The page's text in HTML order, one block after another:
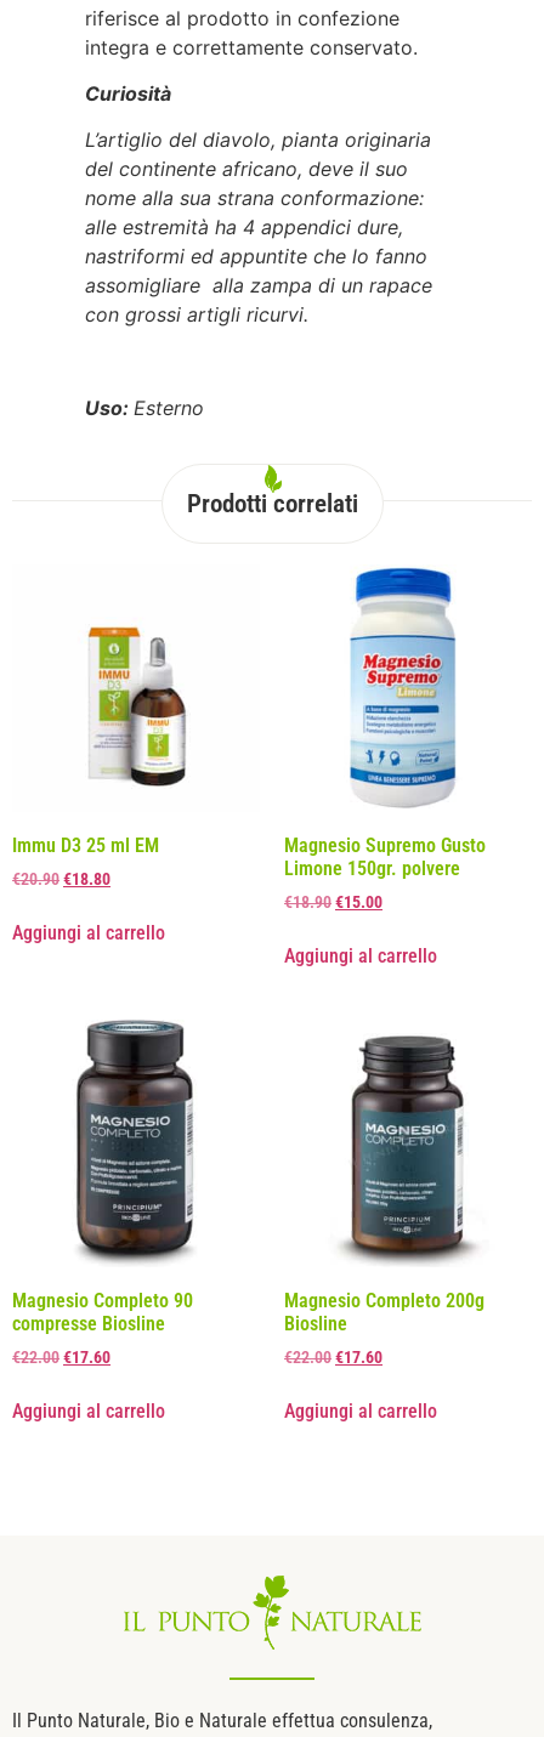
riferisce al prodotto in confezione
integra e correttamente conservato.
Curiosità
L’artiglio del diavolo, pianta originaria
del continente africano, deve il suo
nome alla sua strana conformazione:
alle estremità ha 4 appendici dure,
nastriformi ed appuntite che lo fanno
assomigliare alla zampa di un rapace
con grossi artigli ricurvi.
Uso: Esterno
Prodotti correlati
Immu D3 25 ml EM
€20.90€18.80
Aggiungi al carrello
Magnesio Supremo Gusto
Limone 150gr. polvere
€18.90€15.00
Aggiungi al carrello
Magnesio Completo 90
compresse Biosline
€22.00€17.60
Aggiungi al carrello
Magnesio Completo 200g
Biosline
€22.00€17.60
Aggiungi al carrello
Il Punto Naturale, Bio e Naturale effettua consulenza,